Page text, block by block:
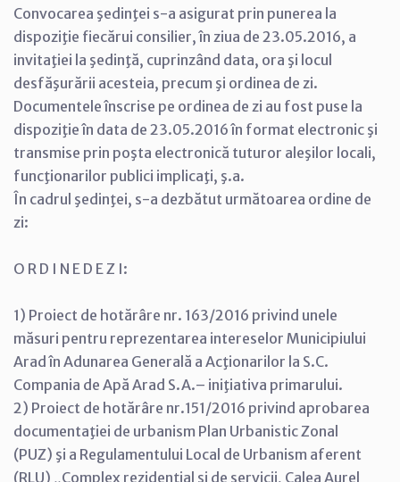
Convocarea şedinţei s-a asigurat prin punerea la
dispoziţie fiecărui consilier, în ziua de 23.05.2016, a
invitaţiei la şedinţă, cuprinzând data, ora şi locul
desfăşurării acesteia, precum şi ordinea de zi.
Documentele înscrise pe ordinea de zi au fost puse la
dispoziţie în data de 23.05.2016 în format electronic şi
transmise prin poşta electronică tuturor aleşilor locali,
funcţionarilor publici implicaţi, ş.a.
În cadrul şedinţei, s-a dezbătut următoarea ordine de
zi:
O R D I N E D E Z I:
1) Proiect de hotărâre nr. 163/2016 privind unele
măsuri pentru reprezentarea intereselor Municipiului
Arad în Adunarea Generală a Acţionarilor la S.C.
Compania de Apă Arad S.A.– iniţiativa primarului.
2) Proiect de hotărâre nr.151/2016 privind aprobarea
documentaţiei de urbanism Plan Urbanistic Zonal
(PUZ) şi a Regulamentului Local de Urbanism aferent
(RLU) „Complex rezidenţial şi de servicii, Calea Aurel